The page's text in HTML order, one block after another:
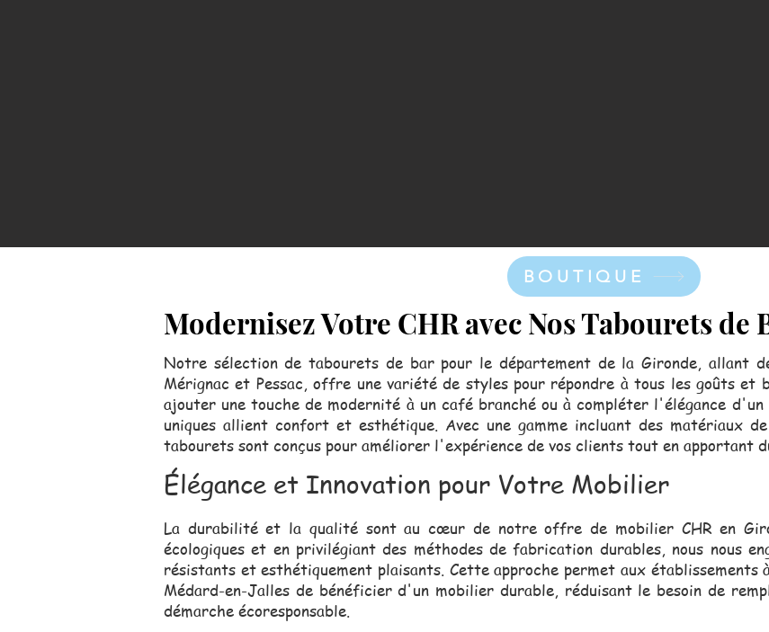
BOUTIQUE
Modernisez Votre CHR avec Nos Tabourets de
Notre sélection de tabourets de bar pour le département de la Gironde, allant
Mérignac et Pessac, offre une variété de styles pour répondre à tous les goûts et
ajouter une touche de modernité à un café branché ou à compléter l'élégance
uniques allient confort et esthétique. Avec une gamme incluant des matériaux
tabourets sont conçus pour améliorer l'expérience de vos clients tout en apportant
Élégance et Innovation pour Votre Mobilier
La durabilité et la qualité sont au cœur de notre offre de mobilier CHR en
écologiques et en privilégiant des méthodes de fabrication durables, nous nous
résistants et esthétiquement plaisants. Cette approche permet aux
Médard-en-Jalles de bénéficier d'un mobilier durable, réduisant le besoin de
démarche écoresponsable.